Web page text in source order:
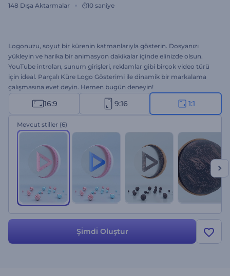
148 Dışa Aktarmalar 10 saniye
Logonuzu, soyut bir kürenin katmanlarıyla gösterin. Dosyanızı
yükleyin ve harika bir animasyon dakikalar içinde elinizde olsun.
YouTube introları, sunum girişleri, reklamlar gibi birçok video türü
için ideal. Parçalı Küre Logo Gösterimi ile dinamik bir markalama
çalışmasına evet deyin. Hemen bugün deneyin!
16:9 9:16 1:1
Mevcut stiller (6)
Şi̇mdi̇ Oluştur